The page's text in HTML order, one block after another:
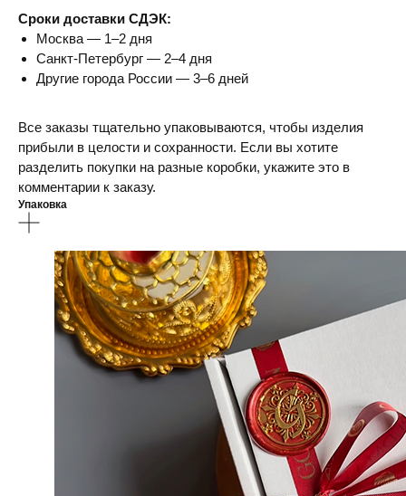
Сроки доставки СДЭК:
Москва — 1–2 дня
Санкт-Петербург — 2–4 дня
Другие города России — 3–6 дней
Все заказы тщательно упаковываются, чтобы изделия
прибыли в целости и сохранности. Если вы хотите
разделить покупки на разные коробки, укажите это в
комментарии к заказу.
Упаковка